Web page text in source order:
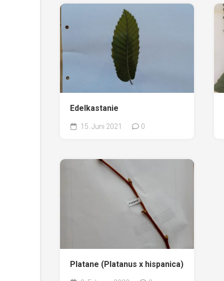
Edelkastanie
15. Juni 2021 0
Platane (Platanus x hispanica)